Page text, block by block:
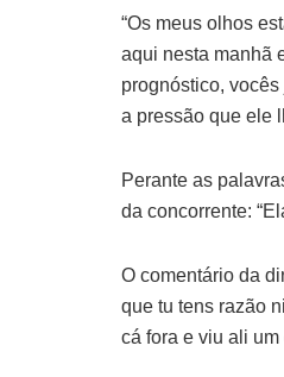
“Os meus olhos
aqui nesta manhã
prognóstico,
a pressão que ele
Perante as
da concorrente:
O comentário da
que tu tens razão
cá fora e viu ali um